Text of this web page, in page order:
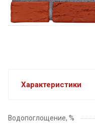
Характеристики
Водопоглощение, %